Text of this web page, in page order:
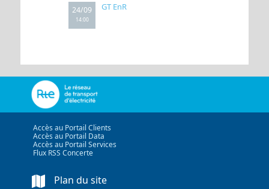
24/09
14:00
GT EnR
Accès au Portail Clients
Accès au Portail Data
Accès au Portail Services
Flux RSS Concerte
Plan du site